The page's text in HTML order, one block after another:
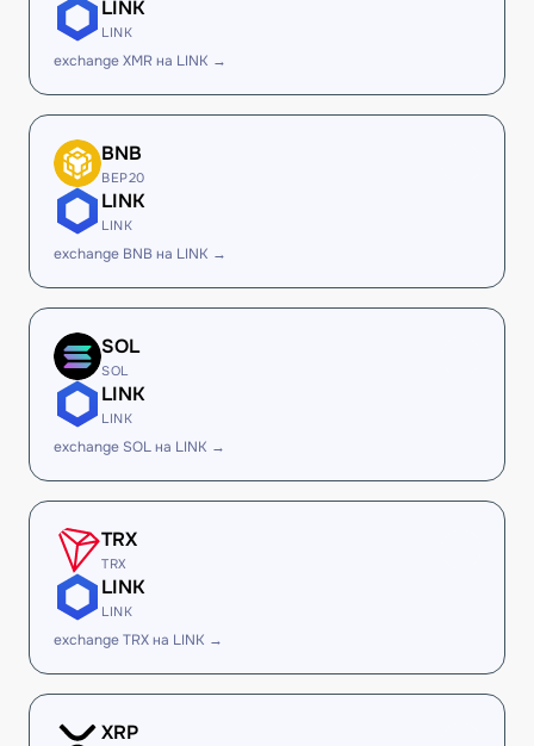
LINK
LINK
exchange XMR на LINK →
BNB
BEP20
LINK
LINK
exchange BNB на LINK →
SOL
SOL
LINK
LINK
exchange SOL на LINK →
TRX
TRX
LINK
LINK
exchange TRX на LINK →
XRP